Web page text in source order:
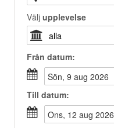
Välj upplevelse
Från datum:
sön, 9 aug 2026
Till datum:
ons, 12 aug 2026